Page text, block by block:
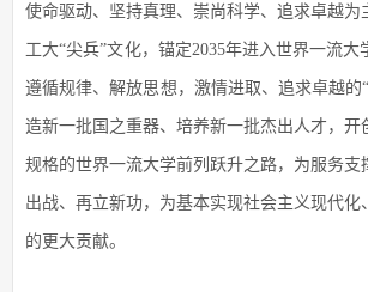
使命驱动、坚持真理、崇尚科学、追求卓越为
工大“尖兵”文化，锚定2035年进入世界一流
遵循规律、解放思想，激情进取、追求卓越的
造新一批国之重器、培养新一批杰出人才，开
规格的世界一流大学前列跃升之路，为服务支
出战、再立新功，为基本实现社会主义现代化
的更大贡献。